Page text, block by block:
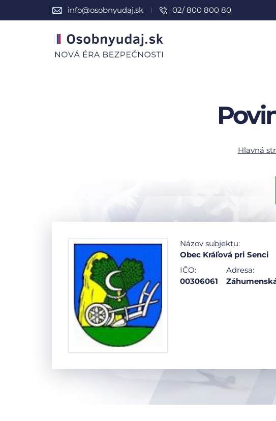
info@osobnyudaj.sk 02/ 800 800 80
Hlavná
Názov subjektu:
Obec Kráľová pri Senci
IČO:
00306061
Adresa: